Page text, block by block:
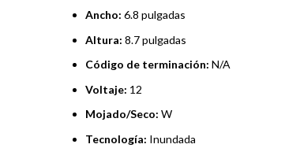
Ancho: 6.8 pulgadas
Altura: 8.7 pulgadas
Código de terminación: N/A
Voltaje: 12
Mojado/Seco: W
Tecnología: Inundada